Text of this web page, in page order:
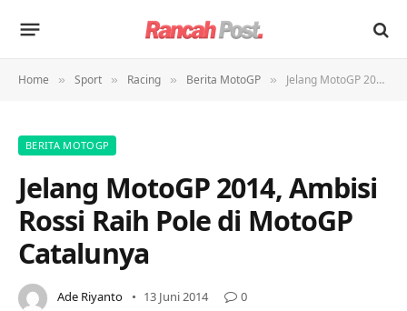
Home » Sport » Racing » Berita MotoGP » Jelang MotoGP 2014, Ambisi Rossi Raih Pole di MotoGP Catalunya
BERITA MOTOGP
Jelang MotoGP 2014, Ambisi
Rossi Raih Pole di MotoGP
Catalunya
Ade Riyanto 13 Juni 2014 0